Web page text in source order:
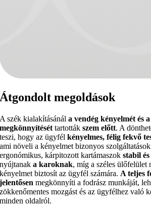
Átgondolt megoldások
A szék kialakításánála vendég kényelmét és
megkönnyítését tartottákszem előtt. A
teszi, hogy az ügyfélkényelmes, félig fekvő
ami növeli a kényelmet bizonyos
ergonómikus, kárpitozott kartámaszokstabil
nyújtanaka karoknak, míg a széles ülőfelület
kényelmet biztosít az ügyfél számára. A teljes
jelentősenmegkönnyíti a fodrász munkáját,
zökkenőmentes mozgást és az ügyfélhez való
minden oldalról.